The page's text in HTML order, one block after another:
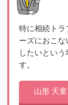
特に相続トラ
ーズにおこ
したいとい
す。
山形 天